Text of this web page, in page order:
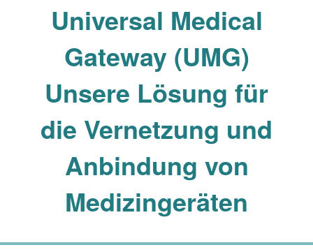
Universal Medical
Gateway (UMG)
Unsere Lösung für
die Vernetzung und
Anbindung von
Medizingeräten